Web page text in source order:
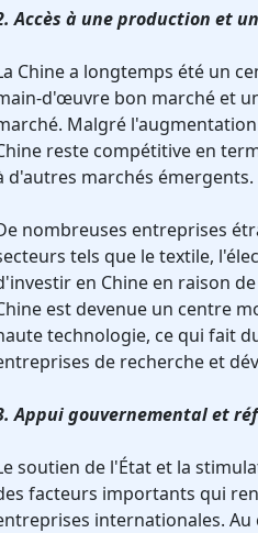
Accès à une production et
Chine a longtemps été un
d'œuvre bon marché et
Malgré
reste compétitive en
d'autres marchés émergents.
nombreuses entreprises
tels que le textile,
en Chine en raison
est devenue un centre
technologie, ce qui fait
de recherche et
Appui gouvernemental et
soutien de l'État et la
facteurs importants qui
internationales. Au